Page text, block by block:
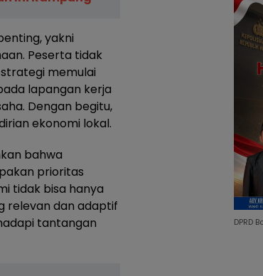
yakni
Peserta tidak
memulai
lapangan kerja
Dengan begitu,
ekonomi lokal.
bahwa
prioritas
tidak bisa hanya
relevan dan adaptif
tantangan
DPRD